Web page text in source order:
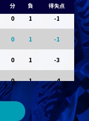
分 負 得失点
0 1 -1
0 1 -1
0 1 -3
0 1 -4